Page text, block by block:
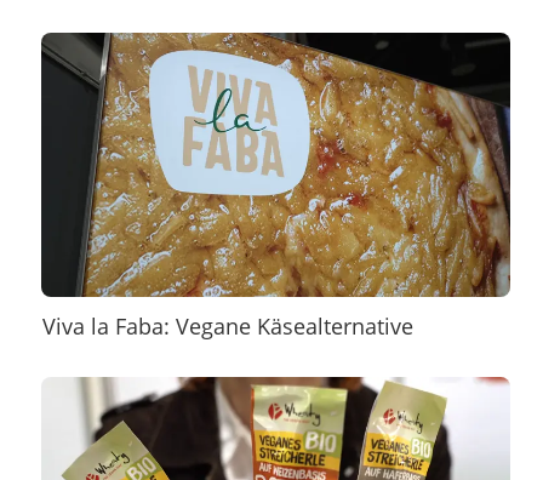
Viva la Faba: Vegane Käsealternative